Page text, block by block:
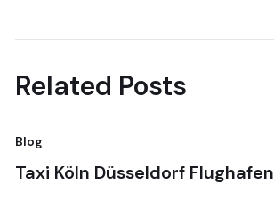
Related Posts
Blog
Taxi Köln Düsseldorf Flughafen